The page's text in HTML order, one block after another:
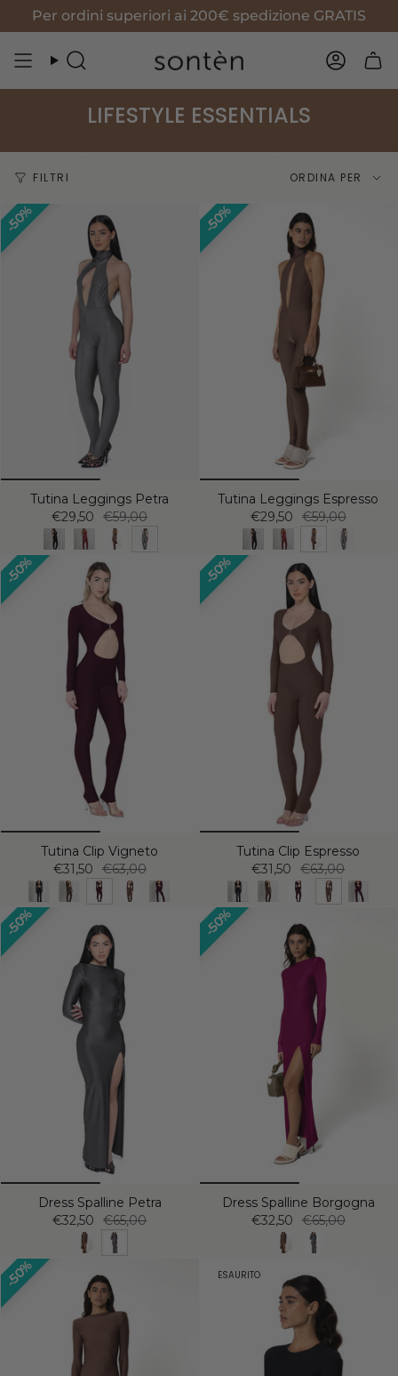
Per ordini superiori ai 200€ spedizione GRATIS
Cerca
LIFESTYLE ESSENTIALS
FILTRI
Ordina
per
ORDINA PER
50%
Tutina Leggings Petra
€29,50
€59,00
50%
Tutina Leggings Espresso
€29,50
€59,00
50%
Tutina Clip Vigneto
€31,50
€63,00
50%
Tutina Clip Espresso
€31,50
€63,00
50%
Dress Spalline Petra
€32,50
€65,00
50%
Dress Spalline Borgogna
€32,50
€65,00
50% ESAURITO